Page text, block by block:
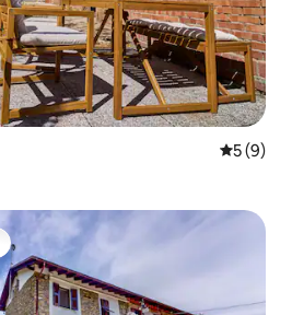
5 (9)